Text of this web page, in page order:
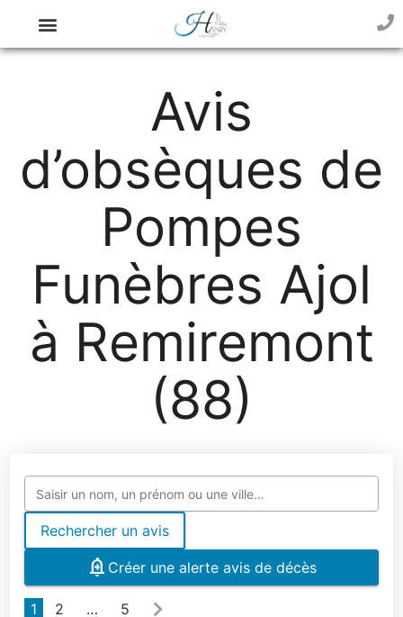
Avis
d’obsèques de
Pompes
Funèbres Ajol
à Remiremont
(88)
Rechercher un avis
Créer une alerte avis de décès
1 2 … 5